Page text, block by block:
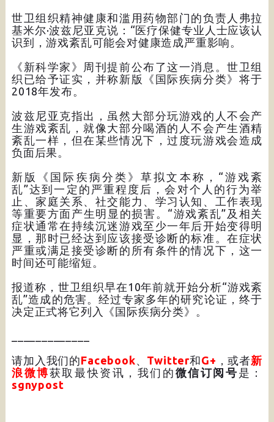
世卫组织精神健康和滥用药物部门的负责人弗拉
基米尔·波兹尼亚克说：“医疗保健专业人士应该认
识到，游戏紊乱可能会对健康造成严重影响。
《新科学家》周刊提前公布了这一消息。世卫组
织已给予证实，并称新版《国际疾病分类》将于
2018年发布。
波兹尼亚克指出，虽然大部分玩游戏的人不会产
生游戏紊乱，就像大部分喝酒的人不会产生酒精
紊乱一样，但在某些情况下，过度玩游戏会造成
负面后果。
新版《国际疾病分类》草拟文本称，“游戏紊
乱”达到一定的严重程度后，会对个人的行为举
止、家庭关系、社交能力、学习认知、工作表现
等重要方面产生明显的损害。“游戏紊乱”及相关
症状通常在持续沉迷游戏至少一年后开始变得明
显，那时已经达到应该接受诊断的标准。在症状
严重或满足接受诊断的所有条件的情况下，这一
时间还可能缩短。
报道称，世卫组织早在10年前就开始分析“游戏紊
乱”造成的危害。经过专家多年的研究论证，终于
决定正式将它列入《国际疾病分类》。
请加入我们的Facebook Twitter和G+ ，或者新
浪微博获取最快资讯，我们的 微信订阅号 是：
sgnypost